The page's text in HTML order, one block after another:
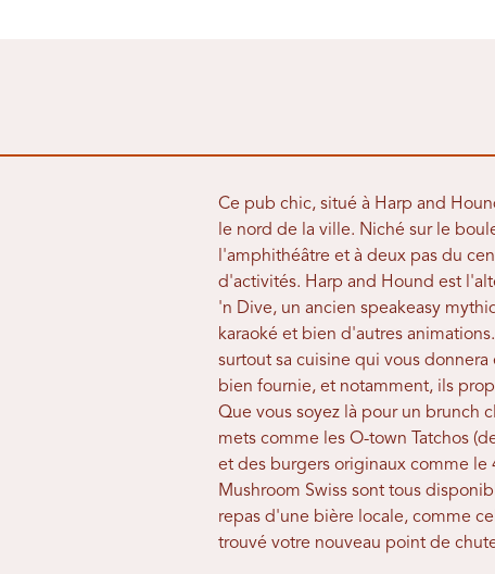
Ce pub chic, situé à Harp and
le nord de la ville. Niché sur le
l'amphithéâtre et à deux pas du
d'activités. Harp and Hound est
'n Dive, un ancien speakeasy
karaoké et bien d'autres
surtout sa cuisine qui vous
bien fournie, et notamment, ils
Que vous soyez là pour un brunch
mets comme les O-town Tatchos
et des burgers originaux comme le
Mushroom Swiss sont tous
repas d'une bière locale, comme
trouvé votre nouveau point de